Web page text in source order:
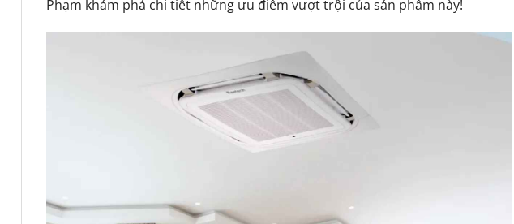
Phạm khám phá chi tiết những ưu điểm vượt trội của sản phẩm này!